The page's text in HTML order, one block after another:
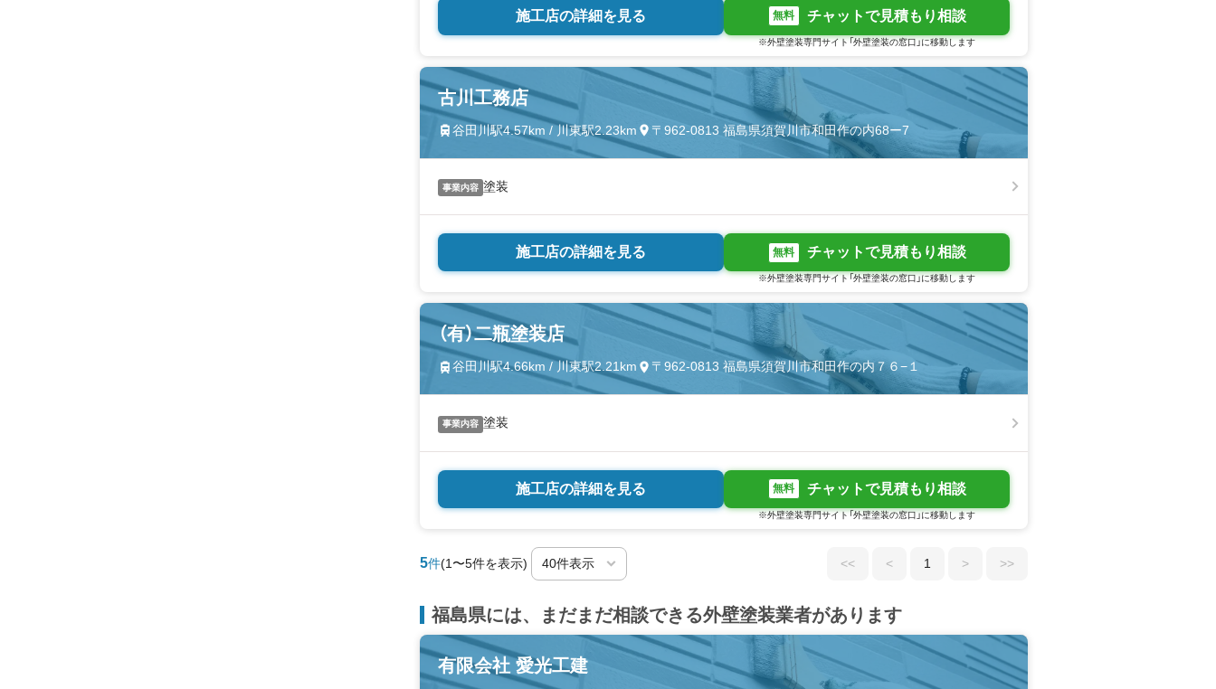
施工店の詳細を見る 無料 チャットで見積もり相談
※外壁塗装専門サイト「外壁塗装の窓口」に移動します
古川工務店
谷田川駅4.57km / 川東駅2.23km 〒962-0813 福島県須賀川市和田作の内68ー7
事業内容 塗装
施工店の詳細を見る 無料 チャットで見積もり相談
※外壁塗装専門サイト「外壁塗装の窓口」に移動します
（有）二瓶塗装店
谷田川駅4.66km / 川東駅2.21km 〒962-0813 福島県須賀川市和田作の内７６−１
事業内容 塗装
施工店の詳細を見る 無料 チャットで見積もり相談
※外壁塗装専門サイト「外壁塗装の窓口」に移動します
5件(1〜5件を表示) << < 1 > >>
福島県には、まだまだ相談できる外壁塗装業者があります
有限会社 愛光工建